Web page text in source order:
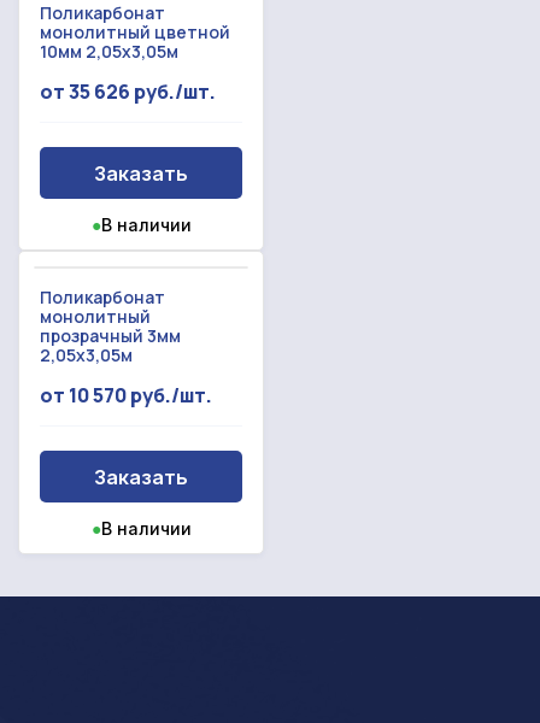
Поликарбонат
монолитный цветной
10мм 2,05x3,05м
от 35 626 руб./шт.
Заказать
●В наличии
Поликарбонат
монолитный
прозрачный 3мм
2,05x3,05м
от 10 570 руб./шт.
Заказать
●В наличии